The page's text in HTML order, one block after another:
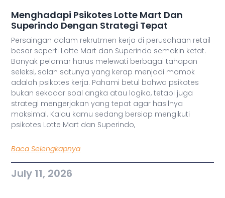
Menghadapi Psikotes Lotte Mart Dan
Superindo Dengan Strategi Tepat
Persaingan dalam rekrutmen kerja di perusahaan retail
besar seperti Lotte Mart dan Superindo semakin ketat.
Banyak pelamar harus melewati berbagai tahapan
seleksi, salah satunya yang kerap menjadi momok
adalah psikotes kerja. Pahami betul bahwa psikotes
bukan sekadar soal angka atau logika, tetapi juga
strategi mengerjakan yang tepat agar hasilnya
maksimal. Kalau kamu sedang bersiap mengikuti
psikotes Lotte Mart dan Superindo,
Baca Selengkapnya
July 11, 2026